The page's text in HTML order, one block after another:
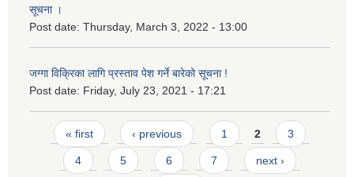
सूचना ।
Post date: Thursday, March 3, 2022 - 13:00
जग्गा विक्रिका लागि प्रस्ताव पेश गर्ने बारेको सूचना !
Post date: Friday, July 23, 2021 - 17:21
Pages
« first ‹ previous 1 2 3
4 5 6 7 next ›